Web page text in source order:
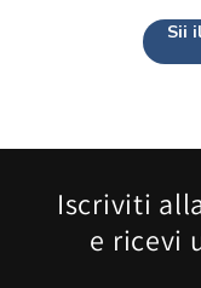
Sii
Iscriviti
e ricevi